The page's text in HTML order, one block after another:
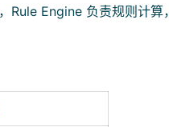
Engine 负责规则计算，